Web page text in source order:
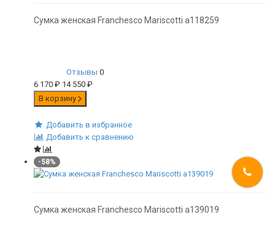
Сумка женская Franchesco Mariscotti а118259
Отзывы 0
6 170 ₽ 14 550 ₽
В корзину
Добавить в избранное
Добавить к сравнению
-58%
Сумка женская Franchesco Mariscotti а139019